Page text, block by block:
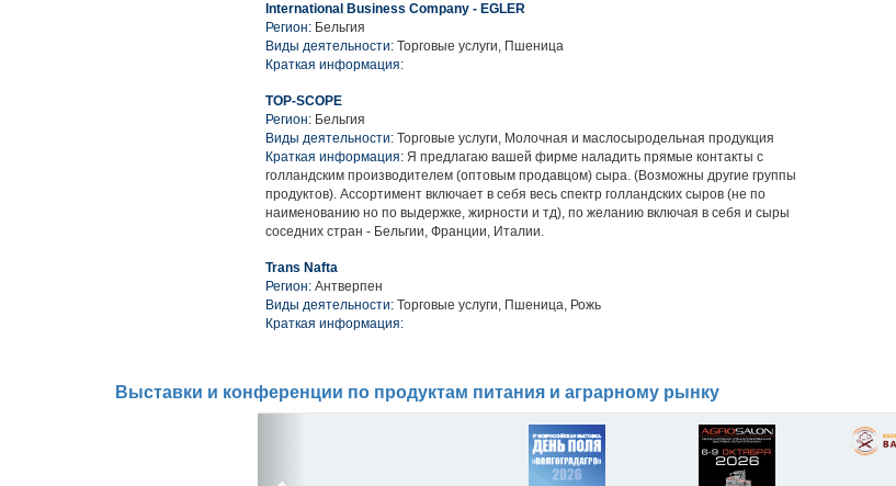
International Business Company - EGLER
Регион: Бельгия
Виды деятельности: Торговые услуги, Пшеница
Краткая информация:
TOP-SCOPE
Регион: Бельгия
Виды деятельности: Торговые услуги, Молочная и маслосыродельная продукция
Краткая информация: Я предлагаю вашей фирме наладить прямые контакты с
голландским производителем (оптовым продавцом) сыра. (Возможны другие группы
продуктов). Ассортимент включает в себя весь спектр голландских сыров (не по
наименованию но по выдержке, жирности и тд), по желанию включая в себя и сыры
соседних стран - Бельгии, Франции, Италии.
Trans Nafta
Регион: Антверпен
Виды деятельности: Торговые услуги, Пшеница, Рожь
Краткая информация:
Выставки и конференции по продуктам питания и аграрному рынку